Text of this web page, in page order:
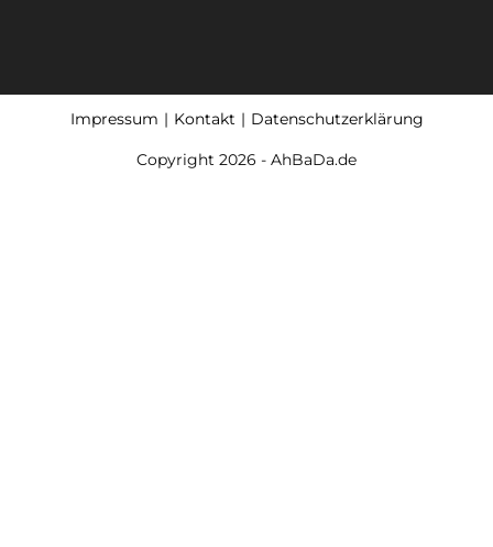
Impressum Kontakt Datenschutzerklärung
Copyright 2026 - AhBaDa.de